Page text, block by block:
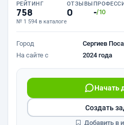
РЕЙТИНГ
758
№ 1 594 в каталоге
ОТЗЫВЫ
0 -/10
Город
Сергиев
На сайте с
2024 года
Начать
Создать
Добавить в